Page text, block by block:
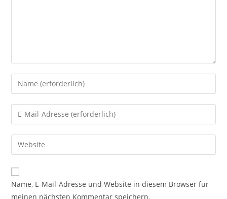
Name, E-Mail-Adresse und Website in diesem Browser für
meinen nächsten Kommentar speichern.